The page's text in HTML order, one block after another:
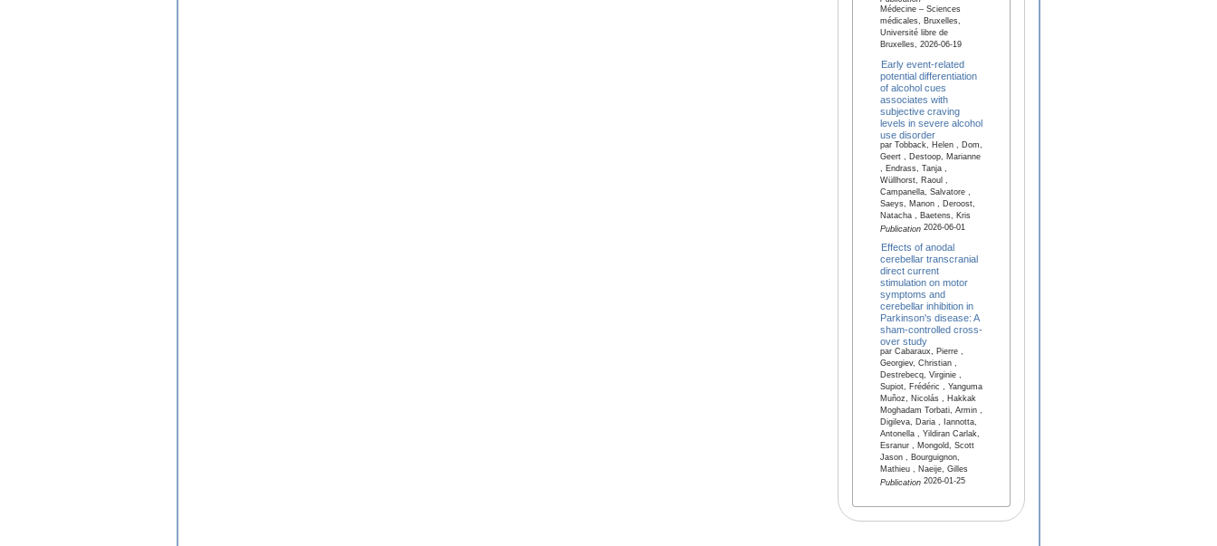
Médecine – Sciences
médicales, Bruxelles,
Université libre de
Bruxelles, 2026-06-19
Early event-related
potential differentiation
of alcohol cues
associates with
subjective craving
levels in severe alcohol
use disorder
par Tobback, Helen , Dom,
Geert , Destoop, Marianne
, Endrass, Tanja ,
Wüllhorst, Raoul ,
Campanella, Salvatore ,
Saeys, Manon , Deroost,
Natacha , Baetens, Kris
Publication2026-06-01
Effects of anodal
cerebellar transcranial
direct current
stimulation on motor
symptoms and
cerebellar inhibition in
Parkinson's disease: A
sham-controlled cross-
over study
par Cabaraux, Pierre ,
Georgiev, Christian ,
Destrebecq, Virginie ,
Supiot, Frédéric , Yanguma
Muñoz, Nicolás , Hakkak
Moghadam Torbati, Armin ,
Digileva, Daria , Iannotta,
Antonella , Yildiran Carlak,
Esranur , Mongold, Scott
Jason , Bourguignon,
Mathieu , Naeije, Gilles
Publication2026-01-25